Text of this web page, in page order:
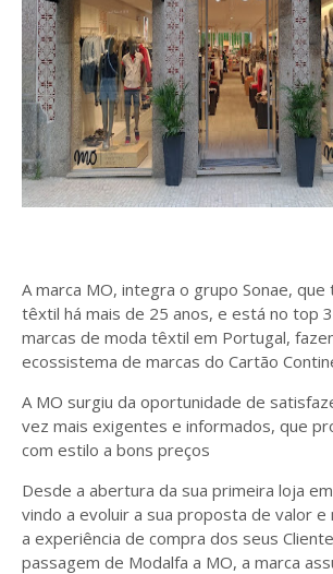
A marca MO, integra o grupo Sonae,
têxtil há mais de 25 anos, e está no top
marcas de moda têxtil em Portugal,
ecossistema de marcas do Cartão
A MO surgiu da oportunidade de
vez mais exigentes e informados, que
com estilo a bons preços
Desde a abertura da sua primeira loja
vindo a evoluir a sua proposta de valor
a experiência de compra dos seus
passagem de Modalfa a MO, a marca